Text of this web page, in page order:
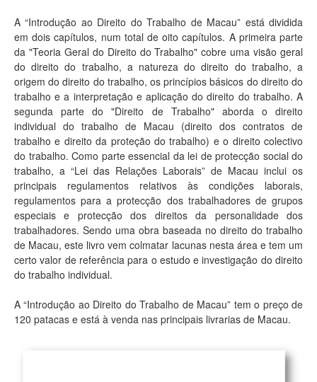
A “Introdução ao Direito do Trabalho de Macau” está dividida
em dois capítulos, num total de oito capítulos. A primeira parte
da "Teoria Geral do Direito do Trabalho" cobre uma visão geral
do direito do trabalho, a natureza do direito do trabalho, a
origem do direito do trabalho, os princípios básicos do direito do
trabalho e a interpretação e aplicação do direito do trabalho. A
segunda parte do "Direito de Trabalho" aborda o direito
individual do trabalho de Macau (direito dos contratos de
trabalho e direito da proteção do trabalho) e o direito colectivo
do trabalho. Como parte essencial da lei de protecção social do
trabalho, a “Lei das Relações Laborais” de Macau inclui os
principais regulamentos relativos às condições laborais,
regulamentos para a protecção dos trabalhadores de grupos
especiais e protecção dos direitos da personalidade dos
trabalhadores. Sendo uma obra baseada no direito do trabalho
de Macau, este livro vem colmatar lacunas nesta área e tem um
certo valor de referência para o estudo e investigação do direito
do trabalho individual.
A “Introdução ao Direito do Trabalho de Macau” tem o preço de
120 patacas e está à venda nas principais livrarias de Macau.